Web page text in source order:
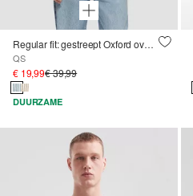
Regular fit: gestreept Oxford overhemd met opstaande kraag
QS
€ 19,99€ 39,99
DUURZAME